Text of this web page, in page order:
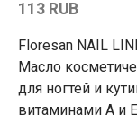
113 RUB
Floresan NAIL
Масло
для ногтей и
витаминами А и